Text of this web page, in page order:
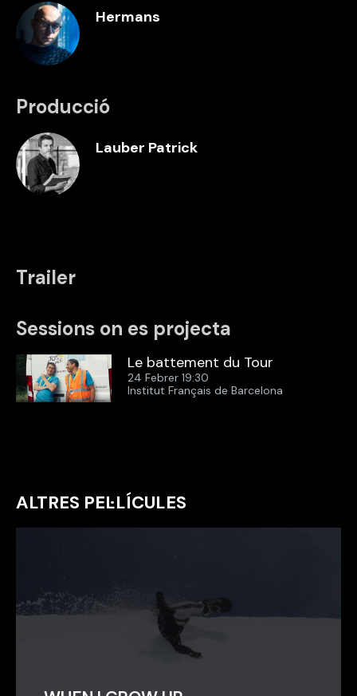
Hermans
Producció
Lauber Patrick
Trailer
Sessions on es projecta
Le battement du Tour
24 Febrer 19:30
Institut Français de Barcelona
ALTRES PEL·LÍCULES